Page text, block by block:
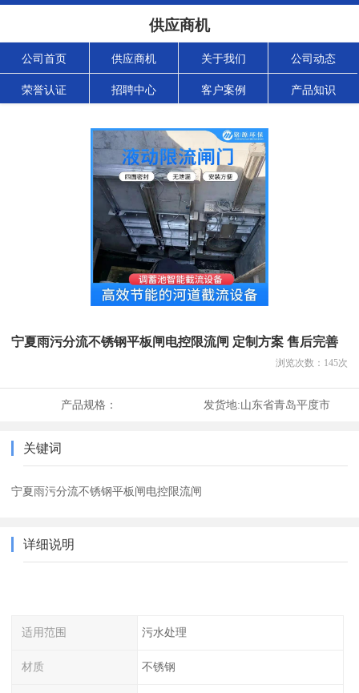
供应商机
公司首页 供应商机 关于我们 公司动态
荣誉认证 招聘中心 客户案例 产品知识
宁夏雨污分流不锈钢平板闸电控限流闸 定制方案 售后完善
浏览次数： 145次
产品规格： 发货地:山东省青岛平度市
关键词
宁夏雨污分流不锈钢平板闸电控限流闸
详细说明
适用范围 污水处理
材质 不锈钢